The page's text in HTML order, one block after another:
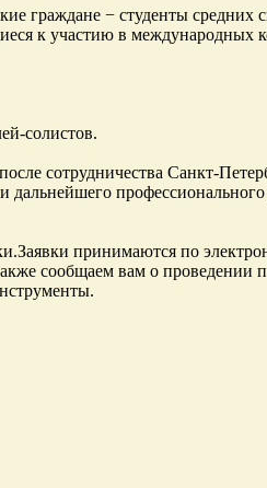
граждане − студенты средних
к участию в международных
солистов.
сотрудничества Санкт-
профессионального
принимаются по
сообщаем вам о проведении